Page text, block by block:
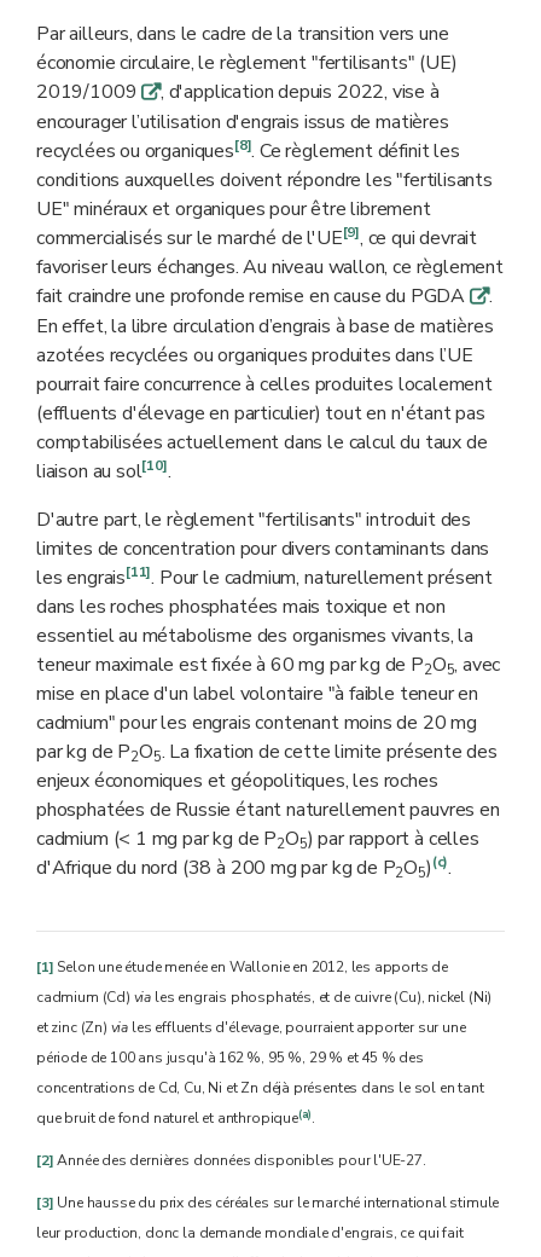
Par ailleurs, dans le cadre de la transition vers une
économie circulaire, le règlement "fertilisants" (UE)
2019/1009q, d'application depuis 2022, vise à
encourager l’utilisation d'engrais issus de matières
recyclées ou organiques[8]. Ce règlement définit les
conditions auxquelles doivent répondre les "fertilisants
UE" minéraux et organiques pour être librement
commercialisés sur le marché de l'UE[9], ce qui devrait
favoriser leurs échanges. Au niveau wallon, ce règlement
fait craindre une profonde remise en cause du PGDA q.
En effet, la libre circulation d’engrais à base de matières
azotées recyclées ou organiques produites dans l’UE
pourrait faire concurrence à celles produites localement
(effluents d'élevage en particulier) tout en n'étant pas
comptabilisées actuellement dans le calcul du taux de
liaison au sol[10].
D'autre part, le règlement "fertilisants" introduit des
limites de concentration pour divers contaminants dans
les engrais[11]. Pour le cadmium, naturellement présent
dans les roches phosphatées mais toxique et non
essentiel au métabolisme des organismes vivants, la
teneur maximale est fixée à 60 mg par kg de P2O5, avec
mise en place d'un label volontaire "à faible teneur en
cadmium" pour les engrais contenant moins de 20 mg
par kg de P2O5. La fixation de cette limite présente des
enjeux économiques et géopolitiques, les roches
phosphatées de Russie étant naturellement pauvres en
cadmium (< 1 mg par kg de P2O5) par rapport à celles
d'Afrique du nord (38 à 200 mg par kg de P2O5)(c).
[1] Selon une étude menée en Wallonie en 2012, les apports de
cadmium (Cd) via les engrais phosphatés, et de cuivre (Cu), nickel (Ni)
et zinc (Zn) via les effluents d'élevage, pourraient apporter sur une
période de 100 ans jusqu'à 162 %, 95 %, 29 % et 45 % des
concentrations de Cd, Cu, Ni et Zn déjà présentes dans le sol en tant
que bruit de fond naturel et anthropique(a).
[2]Année des dernières données disponibles pour l'UE-27.
[3] Une hausse du prix des céréales sur le marché international stimule
leur production, donc la demande mondiale d'engrais, ce qui fait